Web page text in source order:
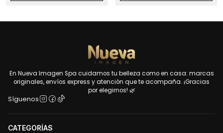
En Nueva Imagen Spa cuidamos tu belleza como en casa: marcas
originales, envíos express y atención que te acompaña. ¡Gracias
por elegirnos! 🌿
Síguenos
CATEGORÍAS